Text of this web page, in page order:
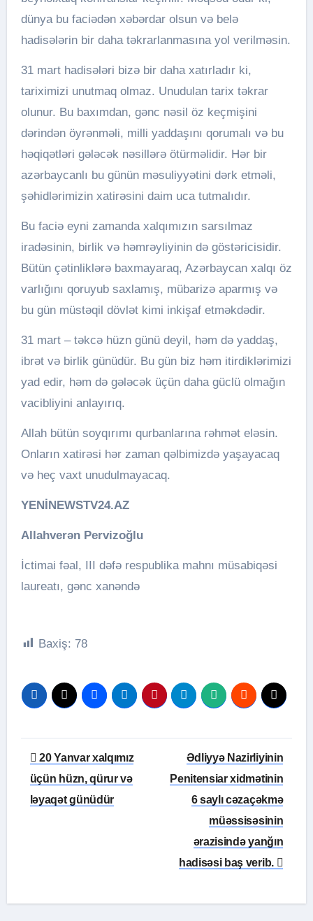
dünya bu faciədən xəbərdar olsun və belə
hadisələrin bir daha təkrarlanmasına yol verilməsin.
31 mart hadisələri bizə bir daha xatırladır ki,
tariximizi unutmaq olmaz. Unudulan tarix təkrar
olunur. Bu baxımdan, gənc nəsil öz keçmişini
dərindən öyrənməli, milli yaddaşını qorumalı və bu
həqiqətləri gələcək nəsillərə ötürməlidir. Hər bir
azərbaycanlı bu günün məsuliyyətini dərk etməli,
şəhidlərimizin xatirəsini daim uca tutmalıdır.
Bu faciə eyni zamanda xalqımızın sarsılmaz
iradəsinin, birlik və həmrəyliyinin də göstəricisidir.
Bütün çətinliklərə baxmayaraq, Azərbaycan xalqı öz
varlığını qoruyub saxlamış, mübarizə aparmış və
bu gün müstəqil dövlət kimi inkişaf etməkdədir.
31 mart – təkcə hüzn günü deyil, həm də yaddaş,
ibrət və birlik günüdür. Bu gün biz həm itirdiklərimizi
yad edir, həm də gələcək üçün daha güclü olmağın
vacibliyini anlayırıq.
Allah bütün soyqırımı qurbanlarına rəhmət eləsin.
Onların xatirəsi hər zaman qəlbimizdə yaşayacaq
və heç vaxt unudulmayacaq.
YENİNEWSTV24.AZ
Allahverən Pervizoğlu
İctimai fəal, III dəfə respublika mahnı müsabiqəsi
laureatı, gənc xanəndə
Baxiş: 78
Yazı
naviqasiyası
20 Yanvar xalqımız
üçün hüzn, qürur və
ləyaqət günüdür
Ədliyyə Nazirliyinin
Penitensiar xidmətinin
6 saylı cəzaçəkmə
müəssisəsinin
ərazisində yanğın
hadisəsi baş verib.